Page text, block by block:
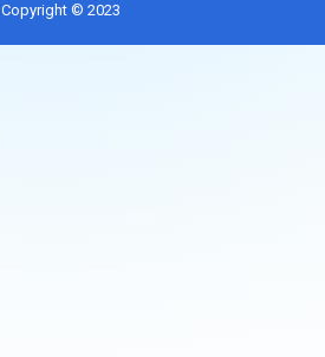
Copyright © 2023